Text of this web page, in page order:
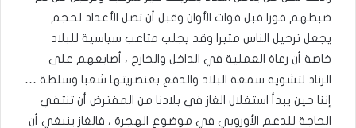
ضبطهم فورا قبل فوات الأوان وقبل أن تصل الأعداد لحجم
يجعل ترحيل الناس مثيرا وقد يجلب متاعب سياسية للبلاد
خاصة أن رعاة العملية في الداخل والخارج ، أصابعهم على
الزناد لتشويه سمعة البلاد والدفع بعنصريتها شعبا وسلطة …
إننا حين يبدأ استغلال الغاز في بلادنا من المفترض أن تنتفي
الحاجة للدعم الأوروبي في موضوع الهجرة ، فالغاز ينبغي أن